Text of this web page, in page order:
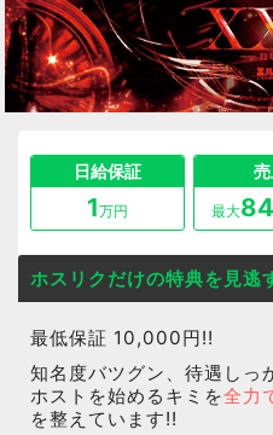
日給保証
1万円 最大84
ホスリクだけの特典を見逃
最低保証 10,000円!!
知名度バツグン、待遇しっ
ホストを始めるキミを全力
を整えています!!